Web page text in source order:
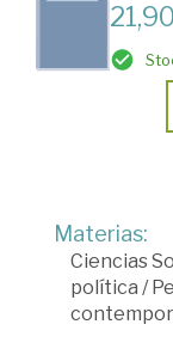
Materias:
Ciencias
política /